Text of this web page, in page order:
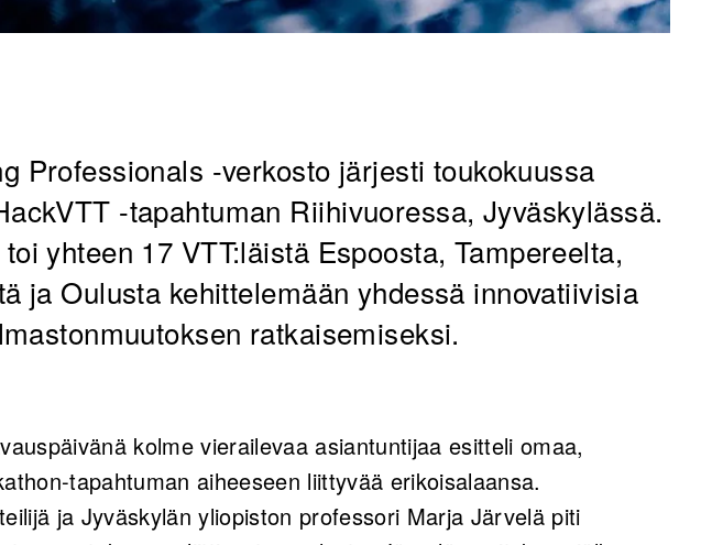
Professionals -verkosto järjesti toukokuussa
-tapahtuman Riihivuoressa, Jyväskylässä.
yhteen 17 VTT:läistä Espoosta, Tampereelta,
ja Oulusta kehittelemään yhdessä innovatiivisia
ratkaisemiseksi.
kolme vierailevaa asiantuntijaa esitteli omaa,
tapahtuman aiheeseen liittyvää erikoisalaansa.
ja Jyväskylän yliopiston professori Marja Järvelä piti